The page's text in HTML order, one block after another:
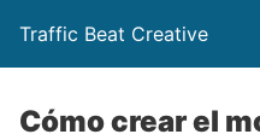
Traffic Beat Creative
Cómo crear el